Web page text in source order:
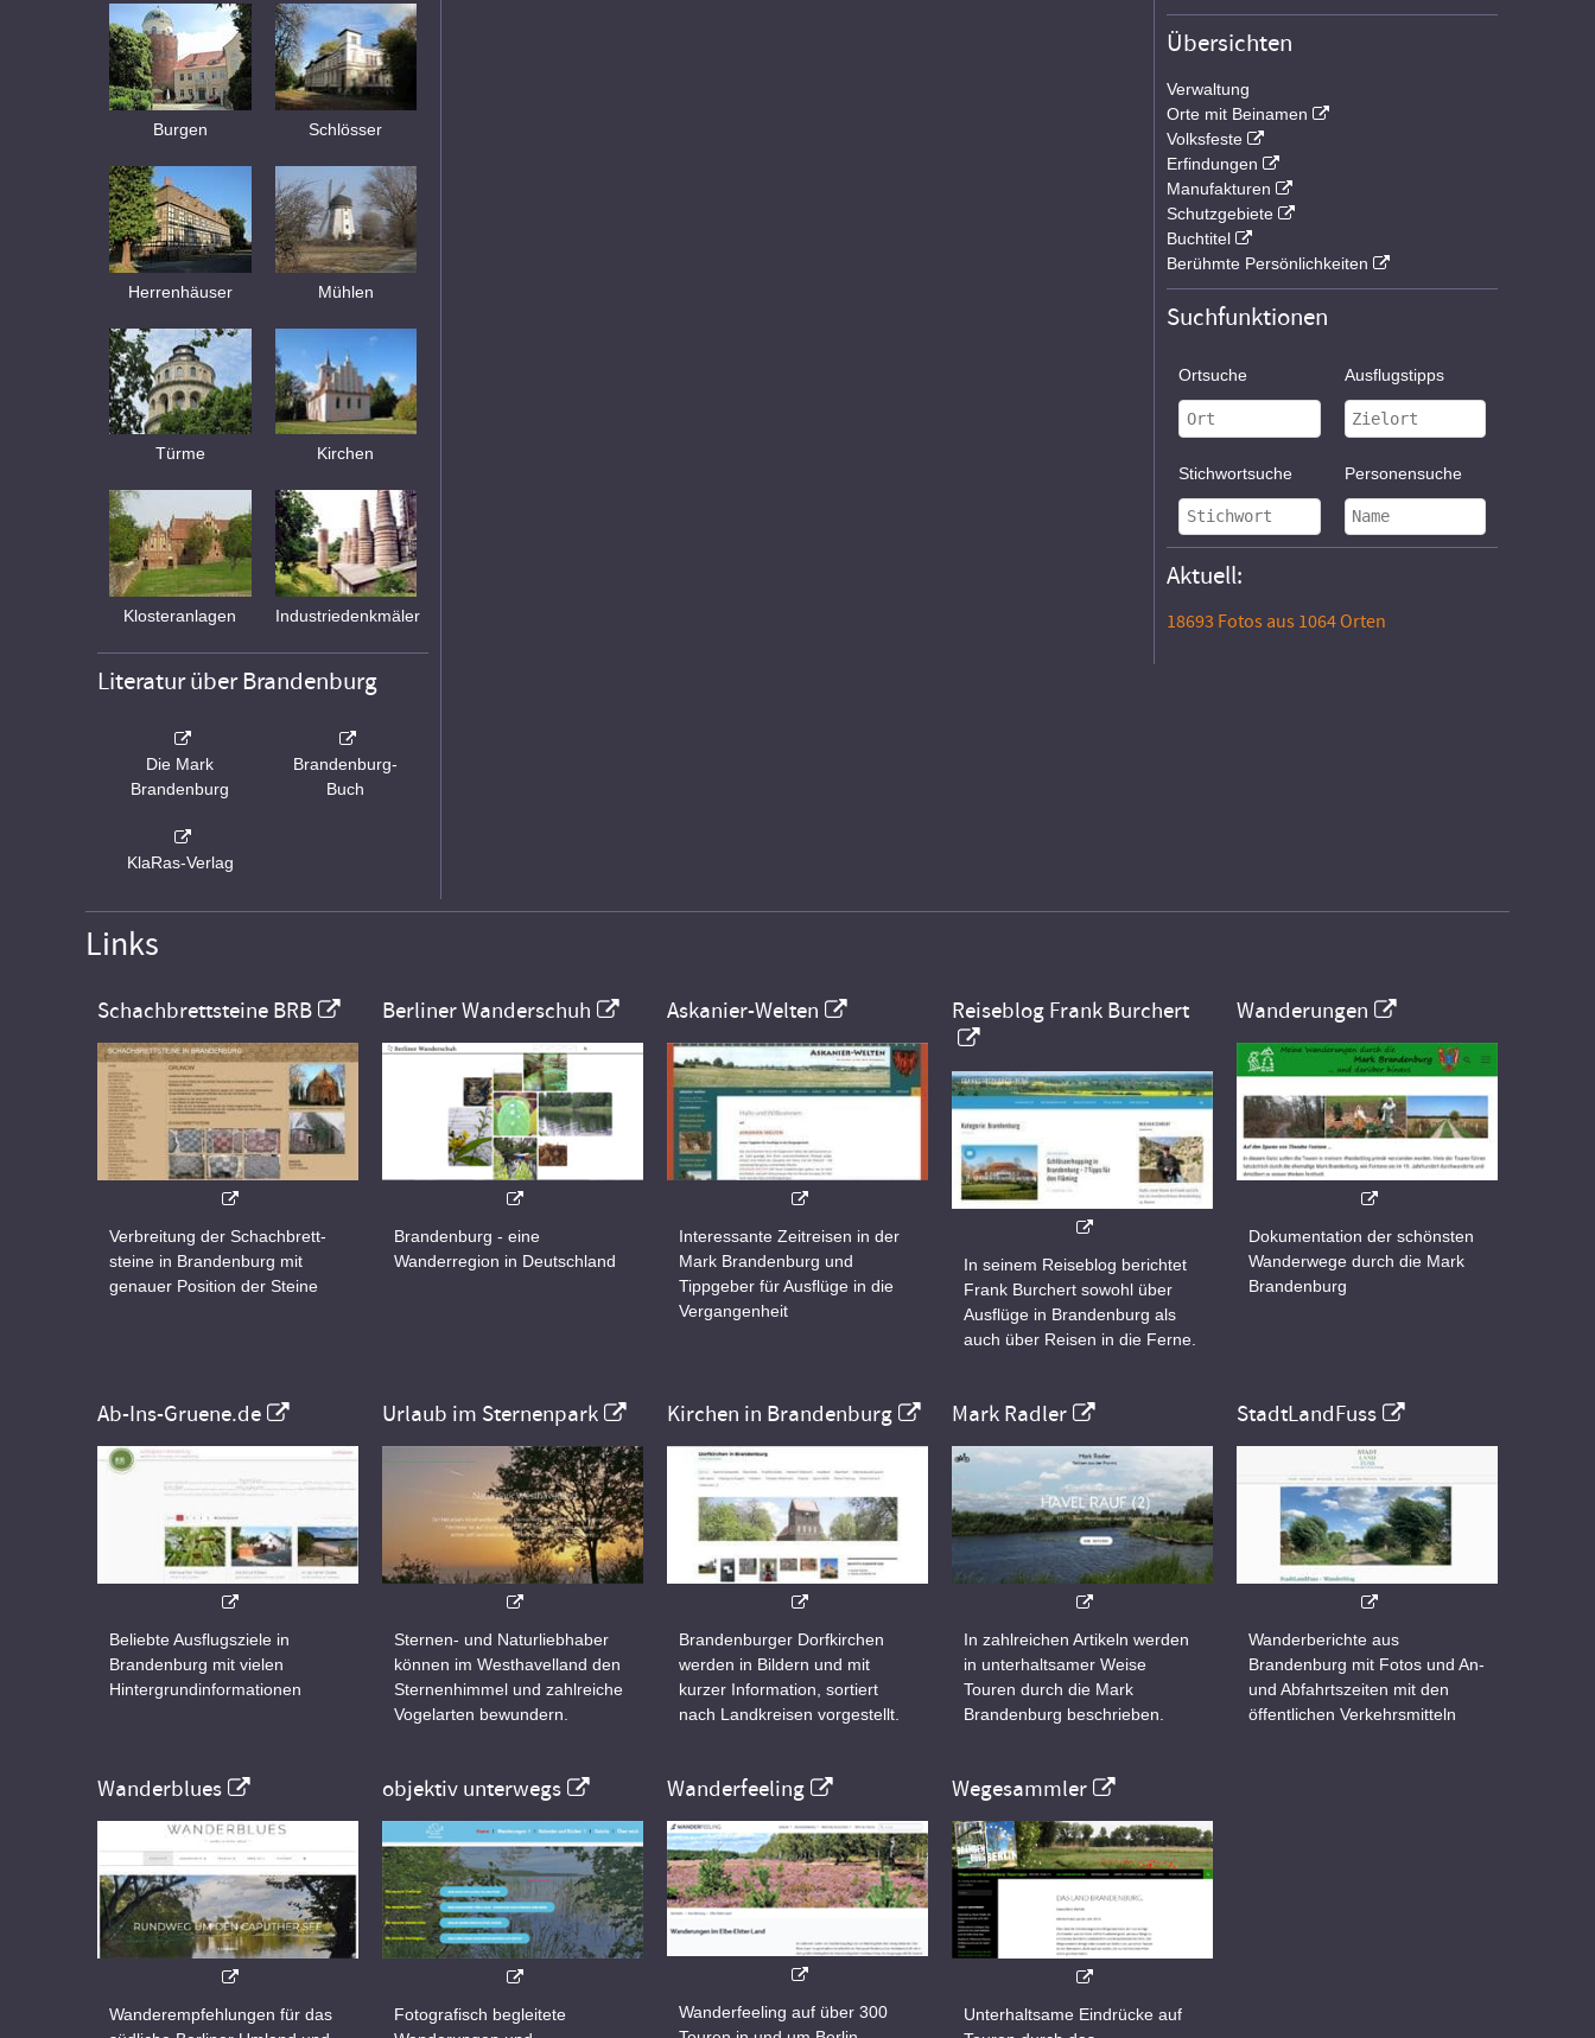
Burgen Schlösser
Herrenhäuser Mühlen
Türme Kirchen
Klosteranlagen Industriedenkmäler
Literatur über Brandenburg
Die Mark
Brandenburg
Brandenburg-
Buch
KlaRas-Verlag
Übersichten
Verwaltung
Orte mit Beinamen
Volksfeste
Erfindungen
Manufakturen
Schutzgebiete
Buchtitel
Berühmte Persönlichkeiten
Suchfunktionen
Ortsuche Ausflugstipps
Stichwortsuche Personensuche
Aktuell:
18693 Fotos aus 1064 Orten
Links
Schachbrettsteine BRB
Verbreitung der Schachbrett-
steine in Brandenburg mit
genauer Position der Steine
Berliner Wanderschuh
Brandenburg - eine
Wanderregion in Deutschland
Askanier-Welten
Interessante Zeitreisen in der
Mark Brandenburg und
Tippgeber für Ausflüge in die
Vergangenheit
Reiseblog Frank Burchert
In seinem Reiseblog berichtet
Frank Burchert sowohl über
Ausflüge in Brandenburg als
auch über Reisen in die Ferne.
Wanderungen
Dokumentation der schönsten
Wanderwege durch die Mark
Brandenburg
Ab-Ins-Gruene.de
Beliebte Ausflugsziele in
Brandenburg mit vielen
Hintergrundinformationen
Urlaub im Sternenpark
Sternen- und Naturliebhaber
können im Westhavelland den
Sternenhimmel und zahlreiche
Vogelarten bewundern.
Kirchen in Brandenburg
Brandenburger Dorfkirchen
werden in Bildern und mit
kurzer Information, sortiert
nach Landkreisen vorgestellt.
Mark Radler
In zahlreichen Artikeln werden
in unterhaltsamer Weise
Touren durch die Mark
Brandenburg beschrieben.
StadtLandFuss
Wanderberichte aus
Brandenburg mit Fotos und An-
und Abfahrtszeiten mit den
öffentlichen Verkehrsmitteln
Wanderblues
Wanderempfehlungen für das
objektiv unterwegs
Fotografisch begleitete
Wanderfeeling
Wanderfeeling auf über 300
Wegesammler
Unterhaltsame Eindrücke auf